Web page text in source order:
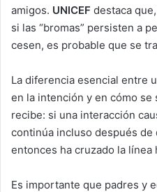
amigos. UNICEF destaca
si las “bromas” persisten a
cesen, es probable que se
La diferencia esencial entre
en la intención y en cómo se
recibe: si una interacción
continúa incluso después de
entonces ha cruzado la línea
Es importante que padres y